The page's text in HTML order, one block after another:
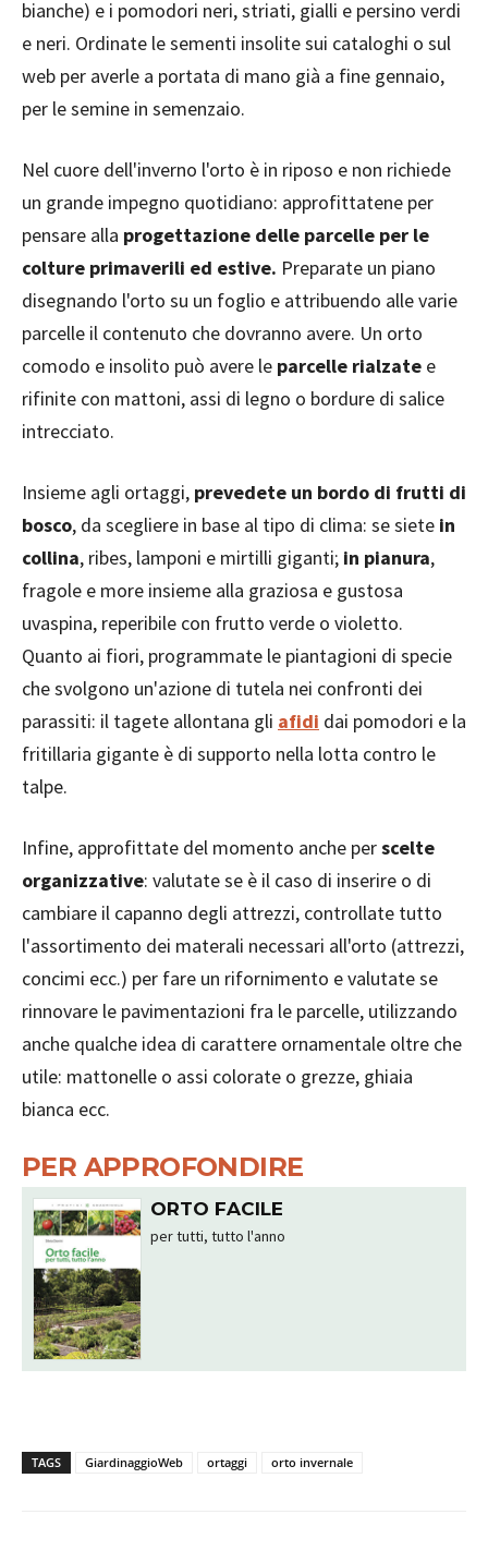
bianche) e i pomodori neri, striati, gialli e persino verdi
e neri. Ordinate le sementi insolite sui cataloghi o sul
web per averle a portata di mano già a fine gennaio,
per le semine in semenzaio.
Nel cuore dell'inverno l'orto è in riposo e non richiede
un grande impegno quotidiano: approfittatene per
pensare alla progettazione delle parcelle per le
colture primaverili ed estive. Preparate un piano
disegnando l'orto su un foglio e attribuendo alle varie
parcelle il contenuto che dovranno avere. Un orto
comodo e insolito può avere le parcelle rialzate e
rifinite con mattoni, assi di legno o bordure di salice
intrecciato.
Insieme agli ortaggi, prevedete un bordo di frutti di
bosco, da scegliere in base al tipo di clima: se siete in
collina, ribes, lamponi e mirtilli giganti; in pianura,
fragole e more insieme alla graziosa e gustosa
uvaspina, reperibile con frutto verde o violetto.
Quanto ai fiori, programmate le piantagioni di specie
che svolgono un'azione di tutela nei confronti dei
parassiti: il tagete allontana gli afidi dai pomodori e la
fritillaria gigante è di supporto nella lotta contro le
talpe.
Infine, approfittate del momento anche perscelte
organizzative: valutate se è il caso di inserire o di
cambiare il capanno degli attrezzi, controllate tutto
l'assortimento dei materali necessari all'orto (attrezzi,
concimi ecc.) per fare un rifornimento e valutate se
rinnovare le pavimentazioni fra le parcelle, utilizzando
anche qualche idea di carattere ornamentale oltre che
utile: mattonelle o assi colorate o grezze, ghiaia
bianca ecc.
PER APPROFONDIRE
ORTO FACILE
per tutti, tutto l'anno
TAGS GiardinaggioWeb ortaggi orto invernale